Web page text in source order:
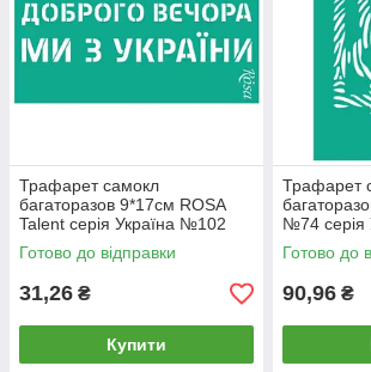
Трафарет самокл
багаторазов 9*17см ROSA
Talent серія Україна №102
36255102
Готово до відправки
31,26 ₴
Купити
Трафарет
№74 серія
Готово до
90,96 ₴